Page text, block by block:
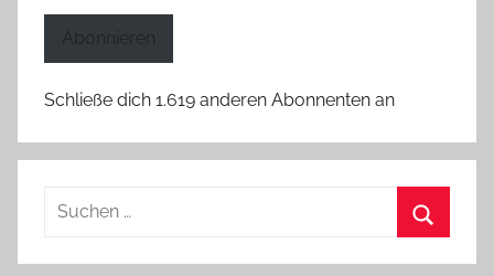
Abonnieren
Schließe dich 1.619 anderen Abonnenten an
Suchen